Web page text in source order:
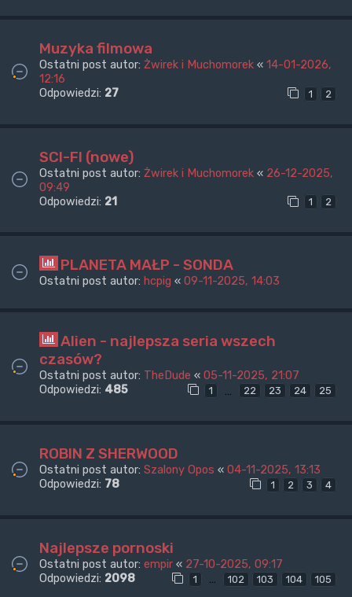
Muzyka filmowa
Ostatni post autor: Żwirek i Muchomorek « 14-01-2026,
12:16
Odpowiedzi: 27 1 2
SCI-FI (nowe)
Ostatni post autor: Żwirek i Muchomorek « 26-12-2025,
09:49
Odpowiedzi: 21 1 2
PLANETA MAŁP - SONDA
Ostatni post autor: hcpig « 09-11-2025, 14:03
Alien - najlepsza seria wszech
czasów?
Ostatni post autor: TheDude « 05-11-2025, 21:07
Odpowiedzi: 485 1 … 22 23 24 25
ROBIN Z SHERWOOD
Ostatni post autor: Szalony Opos « 04-11-2025, 13:13
Odpowiedzi: 78 1 2 3 4
Najlepsze pornoski
Ostatni post autor: empir « 27-10-2025, 09:17
Odpowiedzi: 2098 1 … 102 103 104 105